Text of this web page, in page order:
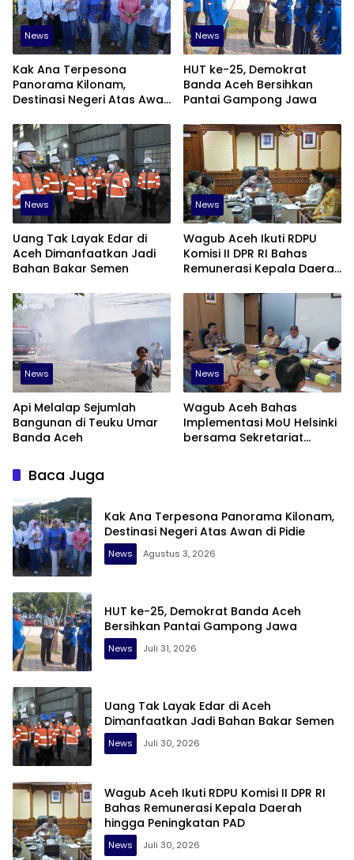
News
Kak Ana Terpesona
Panorama Kilonam,
Destinasi Negeri Atas Awan
News
HUT ke-25, Demokrat
Banda Aceh Bersihkan
Pantai Gampong Jawa
News
Uang Tak Layak Edar di
Aceh Dimanfaatkan Jadi
Bahan Bakar Semen
News
‎Wagub Aceh Ikuti RDPU
Komisi II DPR RI Bahas
Remunerasi Kepala Daerah
News
Api Melalap Sejumlah
Bangunan di Teuku Umar
Banda Aceh
News
Wagub Aceh Bahas
Implementasi MoU Helsinki
bersama Sekretariat
Baca Juga
Kak Ana Terpesona Panorama Kilonam,
Destinasi Negeri Atas Awan di Pidie
News Agustus 3, 2026
HUT ke-25, Demokrat Banda Aceh
Bersihkan Pantai Gampong Jawa
News Juli 31, 2026
Uang Tak Layak Edar di Aceh
Dimanfaatkan Jadi Bahan Bakar Semen
News Juli 30, 2026
‎Wagub Aceh Ikuti RDPU Komisi II DPR RI
Bahas Remunerasi Kepala Daerah
hingga Peningkatan PAD
News Juli 30, 2026